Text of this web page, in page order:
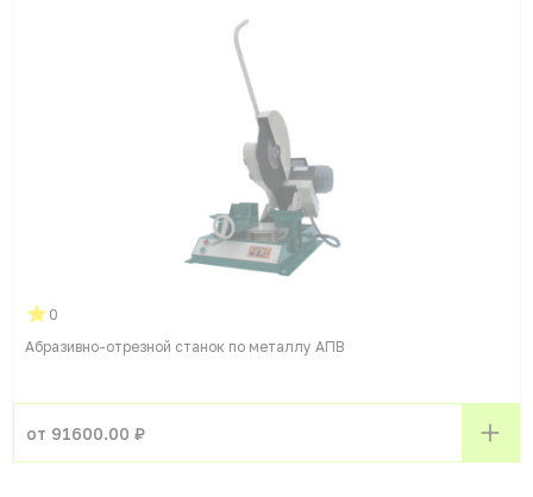
0
Абразивно-отрезной станок по металлу АПВ
от 91600.00 ₽